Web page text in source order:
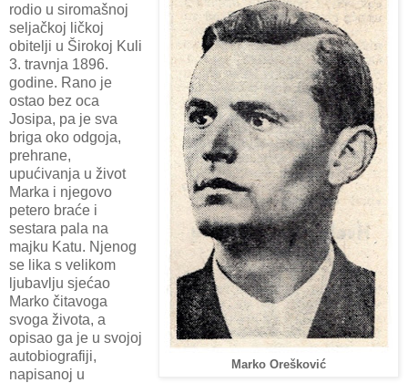
Marko Orešković
rodio u siromašnoj
seljačkoj ličkoj
obitelji u Širokoj Kuli
3. travnja 1896.
godine. Rano je
ostao bez oca
Josipa, pa je sva
briga oko odgoja,
prehrane,
upućivanja u život
Marka i njegovo
petero braće i
sestara pala na
majku Katu. Njenog
se lika s velikom
ljubavlju sjećao
Marko čitavoga
svoga života, a
opisao ga je u svojoj
autobiografiji,
napisanoj u